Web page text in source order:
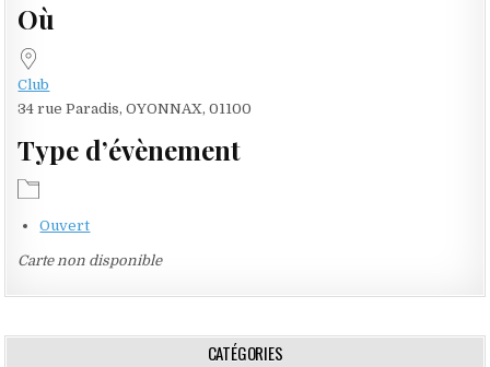
Où
Club
34 rue Paradis, OYONNAX, 01100
Type d’évènement
Ouvert
Carte non disponible
CATÉGORIES